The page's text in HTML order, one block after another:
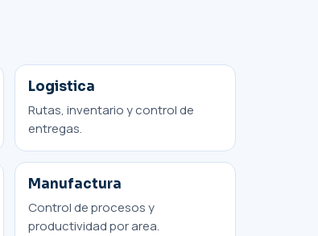
Logistica
Rutas, inventario y control de
entregas.
Manufactura
Control de procesos y
productividad por area.